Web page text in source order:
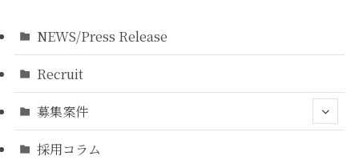
NEWS/Press Release
Recruit
募集案件
採用コラム